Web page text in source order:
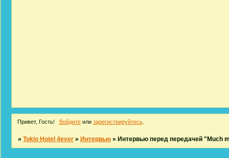
Привет, Гость! Войдитеили зарегистрируйтесь.
»Tokio Hotel 4ever »Интервью »Интервью перед передачей "Much